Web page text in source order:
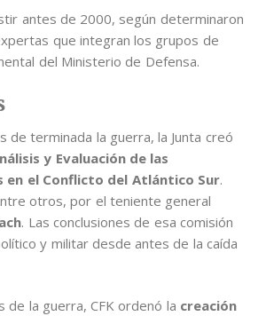
antes de 2000, según determinaron
que integran los grupos de
del Ministerio de Defensa.
de terminada la guerra, la Junta creó
y Evaluación de las
en el Conflicto del Atlántico Sur.
otros, por el teniente general
. Las conclusiones de esa comisión
y militar desde antes de la caída
de la guerra, CFK ordenó la creación